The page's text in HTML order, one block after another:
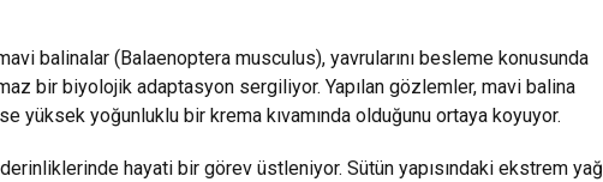
balinalar (Balaenoptera musculus), yavrularını besleme konusunda
bir biyolojik adaptasyon sergiliyor. Yapılan gözlemler, mavi balina
yüksek yoğunluklu bir krema kıvamında olduğunu ortaya koyuyor.
hayati bir görev üstleniyor. Sütün yapısındaki ekstrem yağ